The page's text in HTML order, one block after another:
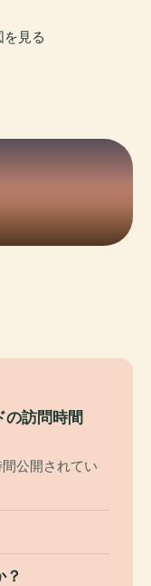
を見る
の訪問時間
公開されてい